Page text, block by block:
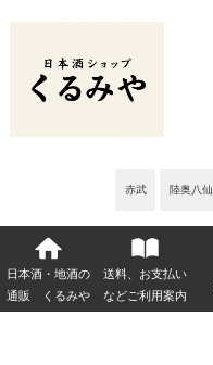
赤武 陸奥八仙
日本酒・地酒の
通販 くるみや
送料、お支払い
などご利用案内